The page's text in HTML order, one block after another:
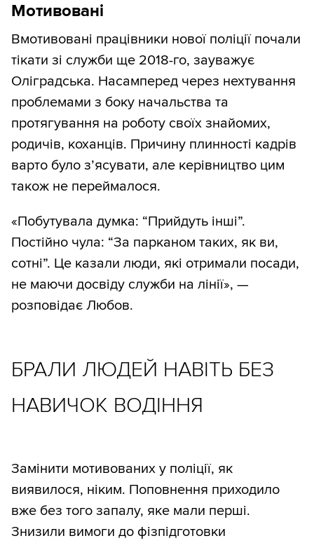
Мотивовані
Вмотивовані працівники нової поліції почали
тікати зі служби ще 2018-го, зауважує
Оліградська. Насамперед через нехтування
проблемами з боку начальства та
протягування на роботу своїх знайомих,
родичів, коханців. Причину плинності кадрів
варто було з’ясувати, але керівництво цим
також не переймалося.
«Побутувала думка: “Прийдуть інші”.
Постійно чула: “За парканом таких, як ви,
сотні”. Це казали люди, які отримали посади,
не маючи досвіду служби на лінії», —
розповідає Любов.
БРАЛИ ЛЮДЕЙ НАВІТЬ БЕЗ
НАВИЧОК ВОДІННЯ
Замінити мотивованих у поліції, як
виявилося, ніким. Поповнення приходило
вже без того запалу, яке мали перші.
Знизили вимоги до фізпідготовки